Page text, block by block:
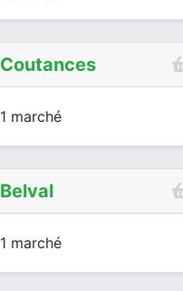
Coutances
1 marché
Belval
1 marché